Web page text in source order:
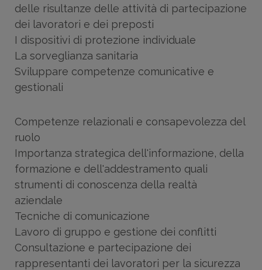
delle risultanze delle attività di partecipazione
dei lavoratori e dei preposti
I dispositivi di protezione individuale
La sorveglianza sanitaria
Sviluppare competenze comunicative e
gestionali
Competenze relazionali e consapevolezza del
ruolo
Importanza strategica dell'informazione, della
formazione e dell'addestramento quali
strumenti di conoscenza della realtà
aziendale
Tecniche di comunicazione
Lavoro di gruppo e gestione dei conflitti
Consultazione e partecipazione dei
rappresentanti dei lavoratori per la sicurezza